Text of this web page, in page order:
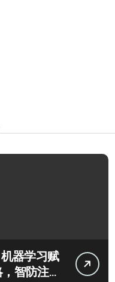
器学习赋
智防注入